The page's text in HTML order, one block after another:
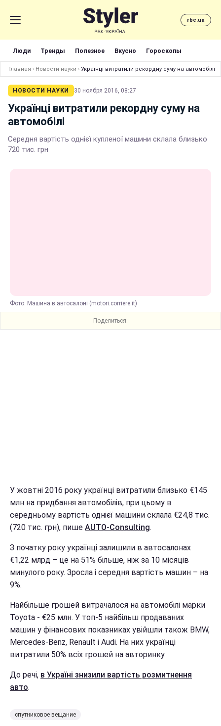
rbc.ua
Люди Тренды Полезное Вкусно Гороскопы
Главная › Новости науки › Українці витратили рекордну суму на автомобілі
НОВОСТИ НАУКИ 30 ноября 2016, 08:27
Українці витратили рекордну суму на
автомобілі
Середня вартість однієї купленої машини склала близько
720 тис. грн
Фото: Машина в автосалоні (motori.corriere.it)
Поделиться:
У жовтні 2016 року українці витратили близько €145
млн на придбання автомобілів, при цьому в
середньому вартість однієї машини склала €24,8 тис.
(720 тис. грн), пише AUTO-Consulting.
З початку року українці залишили в автосалонах
€1,22 млрд – це на 51% більше, ніж за 10 місяців
минулого року. Зросла і середня вартість машин – на
9%.
Найбільше грошей витрачалося на автомобілі марки
Toyota - €25 млн. У топ-5 найбільш продаваних
машин у фінансових показниках увійшли також BMW,
Mercedes-Benz, Renault і Audi. На них українці
витратили 50% всіх грошей на авторинку.
До речі, в Україні знизили вартість розмитнення
авто.
спутниковое вещание